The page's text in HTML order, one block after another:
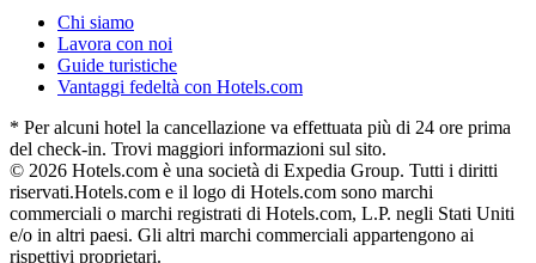
Chi siamo
Lavora con noi
Guide turistiche
Vantaggi fedeltà con Hotels.com
* Per alcuni hotel la cancellazione va effettuata più di 24 ore prima
del check-in. Trovi maggiori informazioni sul sito.
© 2026 Hotels.com è una società di Expedia Group. Tutti i diritti
riservati.Hotels.com e il logo di Hotels.com sono marchi
commerciali o marchi registrati di Hotels.com, L.P. negli Stati Uniti
e/o in altri paesi. Gli altri marchi commerciali appartengono ai
rispettivi proprietari.